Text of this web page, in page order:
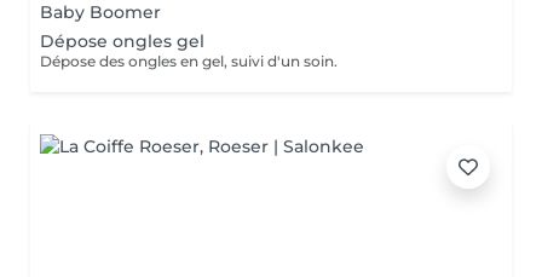
Baby Boomer
Dépose ongles gel
Dépose des ongles en gel, suivi d'un soin.